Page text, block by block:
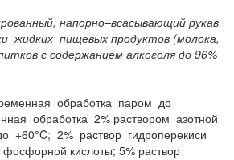
напорно–всасывающий рукав
жидких пищевых продуктов (молока,
с содержанием алкоголя до 96%
обработка паром до
обработка 2% раствором азотной
+60°C; 2% раствор гидроперекиси
кислоты; 5% раствор